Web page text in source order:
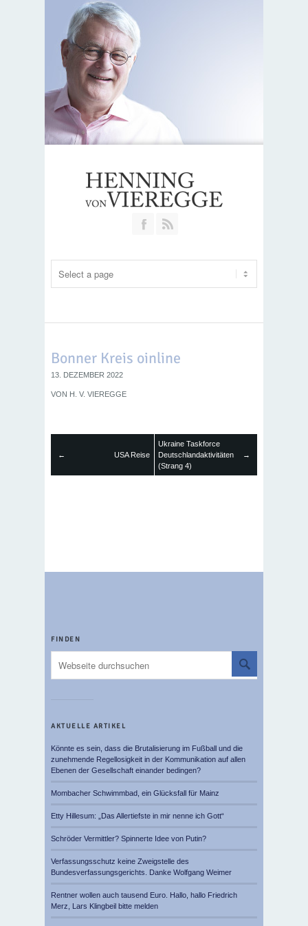
Join our Facebook Group
Bonner Kreis oinline
13. DEZEMBER 2022
VON H. V. VIEREGGE
← USA Reise
Ukraine Taskforce
Deutschlandaktivitäten
(Strang 4)
→
FINDEN
AKTUELLE ARTIKEL
Könnte es sein, dass die Brutalisierung im Fußball und die
zunehmende Regellosigkeit in der Kommunikation auf allen
Ebenen der Gesellschaft einander bedingen?
Mombacher Schwimmbad, ein Glücksfall für Mainz
Etty Hillesum: „Das Allertiefste in mir nenne ich Gott“
Schröder Vermittler? Spinnerte Idee von Putin?
Verfassungsschutz keine Zweigstelle des
Bundesverfassungsgerichts. Danke Wolfgang Weimer
Rentner wollen auch tausend Euro. Hallo, hallo Friedrich
Merz, Lars Klingbeil bitte melden